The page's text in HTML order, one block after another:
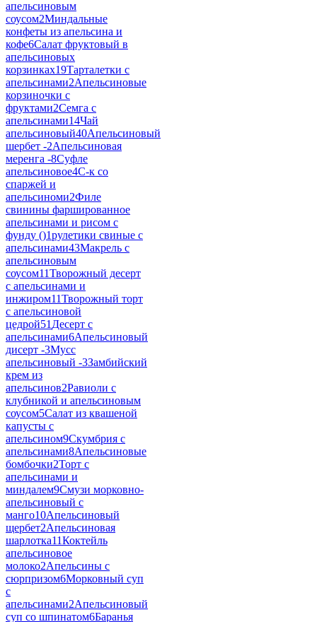
апельсиновым
соусом2Миндальные
конфеты из апельсина и
кофе6Салат фруктовый в
апельсиновых
корзинках19Тарталетки с
апельсинами2Апельсиновые
корзиночки с
фруктами2Семга с
апельсинами14Чай
апельсиновый40Апельсиновый
шербет -2Апельсиновая
меренга -8Суфле
апельсиновое4С-к со
спаржей и
апельсиноми2Филе
свинины фаршированное
апельсинами и рисом с
фунду ()1рулетики свиные с
апельсинами43Макрель с
апельсиновым
соусом11Творожный десерт
с апельсинами и
инжиром11Творожный торт
с апельсиновой
цедрой51 Десерт с
апельсинами6Апельсиновый
дисерт -3Мусс
апельсиновый -3Замбийский
крем из
апельсинов2Равиоли с
клубникой и апельсиновым
соусом5Салат из квашеной
капусты с
апельсином9Скумбрия с
апельсинами8Апельсиновые
бомбочки2Торт с
апельсинами и
миндалем9Смузи морковно-
апельсиновый с
манго10Апельсиновый
щербет2Апельсиновая
шарлотка11Коктейль
апельсиновое
молоко2Апельсины с
сюрпризом6Морковный суп
с
апельсинами2Апельсиновый
суп со шпинатом6Баранья